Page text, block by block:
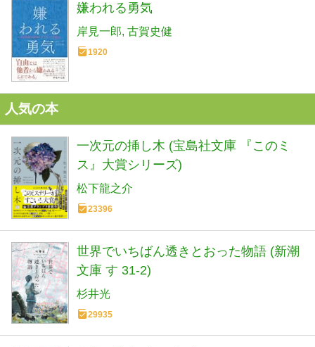
嫌われる勇気
岸見一郎 古賀史健
1920
人気の本
一次元の挿し木 (宝島社文庫 『このミ
ス』大賞シリーズ)
松下龍之介
23396
世界でいちばん透きとおった物語 (新潮
文庫 す 31-2)
杉井光
29935